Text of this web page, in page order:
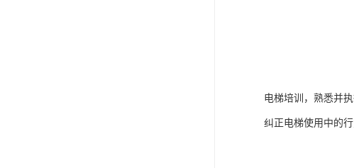
电梯培训，熟悉并
纠正电梯使用中的行